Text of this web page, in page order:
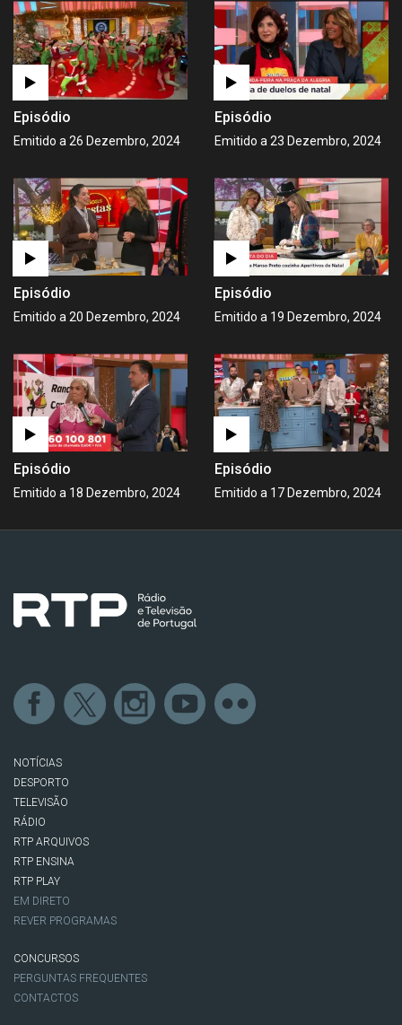
Episódio
Emitido a 26 Dezembro, 2024
Episódio
Emitido a 23 Dezembro, 2024
Episódio
Emitido a 20 Dezembro, 2024
Episódio
Emitido a 19 Dezembro, 2024
Episódio
Emitido a 18 Dezembro, 2024
Episódio
Emitido a 17 Dezembro, 2024
NOTÍCIAS
DESPORTO
TELEVISÃO
RÁDIO
RTP ARQUIVOS
RTP ENSINA
RTP PLAY
EM DIRETO
REVER PROGRAMAS
CONCURSOS
PERGUNTAS FREQUENTES
CONTACTOS